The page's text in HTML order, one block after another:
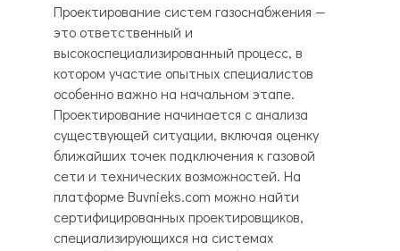
Проектирование систем газоснабжения —
это ответственный и
высокоспециализированный процесс, в
котором участие опытных специалистов
особенно важно на начальном этапе.
Проектирование начинается с анализа
существующей ситуации, включая оценку
ближайших точек подключения к газовой
сети и технических возможностей. На
платформе Buvnieks.com можно найти
сертифицированных проектировщиков,
специализирующихся на системах